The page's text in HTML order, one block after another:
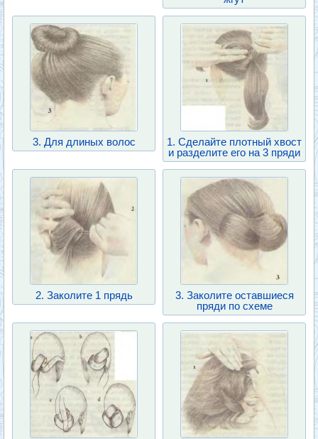
3. Для длиных волос
1. Сделайте плотный хвост
и разделите его на 3 пряди
2. Заколите 1 прядь
3. Заколите оставшиеся
пряди по схеме